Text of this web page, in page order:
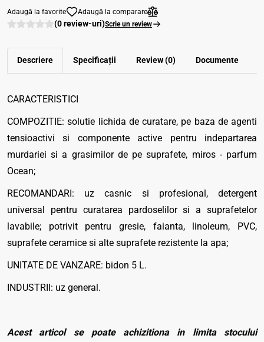
Adaugă la favorite Adaugă la comparare
(0 review-uri)Scrie un review
Descriere Specificații Review (0) Documente
CARACTERISTICI
COMPOZITIE: solutie lichida de curatare, pe baza de agenti
tensioactivi si componente active pentru indepartarea
murdariei si a grasimilor de pe suprafete, miros - parfum
Ocean;
RECOMANDARI: uz casnic si profesional, detergent
universal pentru curatarea pardoselilor si a suprafetelor
lavabile; potrivit pentru gresie, faianta, linoleum, PVC,
suprafete ceramice si alte suprafete rezistente la apa;
UNITATE DE VANZARE: bidon 5 L.
INDUSTRII: uz general.
Acest articol se poate achizitiona in limita stocului